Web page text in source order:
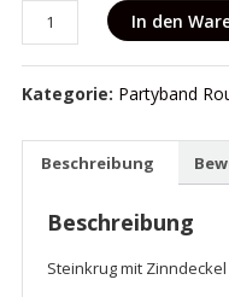
Route
1234
Partyband
-
In den
Kategorie: Partyband
Beschreibung
Beschreibung
Steinkrug mit Zinndeckel